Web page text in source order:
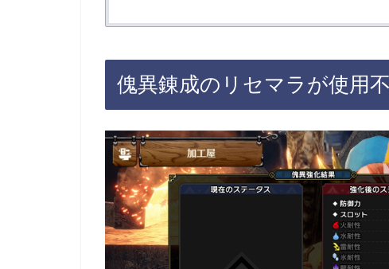
傀異錬成のリセマラが使用不